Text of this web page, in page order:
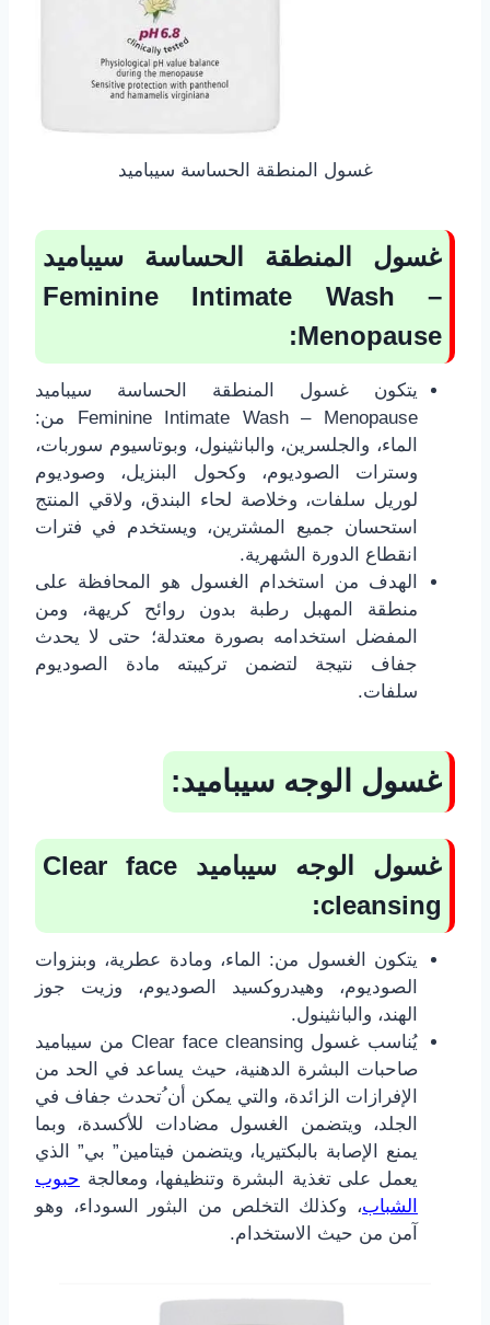
غسول المنطقة الحساسة سيباميد
غسول المنطقة الحساسة سيباميد
Feminine Intimate Wash –
Menopause
:
يتكون غسول المنطقة الحساسة سيباميد
Feminine Intimate Wash – Menopause من:
الماء، والجلسرين، والبانثينول، وبوتاسيوم سوربات،
وسترات الصوديوم، وكحول البنزيل، وصوديوم
لوريل سلفات، وخلاصة لحاء البندق، ولاقي المنتج
استحسان جميع المشترين، ويستخدم في فترات
انقطاع الدورة الشهرية.
الهدف من استخدام الغسول هو المحافظة على
منطقة المهبل رطبة بدون روائح كريهة، ومن
المفضل استخدامه بصورة معتدلة؛ حتى لا يحدث
جفاف نتيجة لتضمن تركيبته مادة الصوديوم
سلفات.
غسول الوجه سيباميد:
غسول الوجه سيباميد Clear face
cleansing
:
يتكون الغسول من: الماء، ومادة عطرية، وبنزوات
الصوديوم، وهيدروكسيد الصوديوم، وزيت جوز
الهند، والبانثينول.
يُناسب غسول Clear face cleansing من سيباميد
صاحبات البشرة الدهنية، حيث يساعد في الحد من
الإفرازات الزائدة، والتي يمكن أن ُتحدث جفاف في
الجلد، ويتضمن الغسول مضادات للأكسدة، وبما
يمنع الإصابة بالبكتيريا، ويتضمن فيتامين” بي” الذي
يعمل على تغذية البشرة وتنظيفها، ومعالجة حبوب
الشباب، وكذلك التخلص من البثور السوداء، وهو
آمن من حيث الاستخدام.